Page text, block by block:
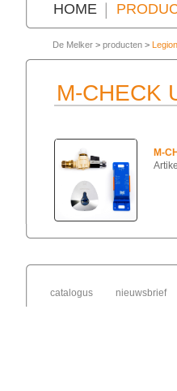
HOME
De Melker > producten >
M-CHECK
M-
catalogus nieuwsbrief